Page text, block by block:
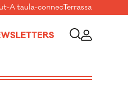
-A taula-connecTerrassa